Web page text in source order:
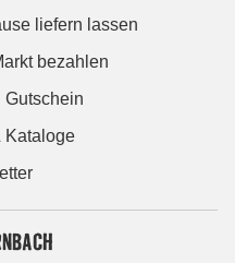
liefern lassen
bezahlen
Gutschein
Kataloge